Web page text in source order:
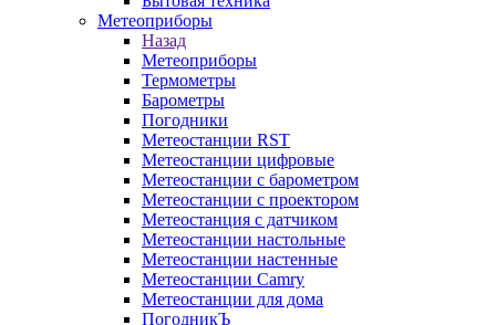
Метеоприборы
Назад
Метеоприборы
Термометры
Барометры
Погодники
Метеостанции RST
Метеостанции цифровые
Метеостанции с барометром
Метеостанции с проектором
Метеостанция с датчиком
Метеостанции настольные
Метеостанции настенные
Метеостанции Camry
Метеостанции для дома
ПогодникЪ